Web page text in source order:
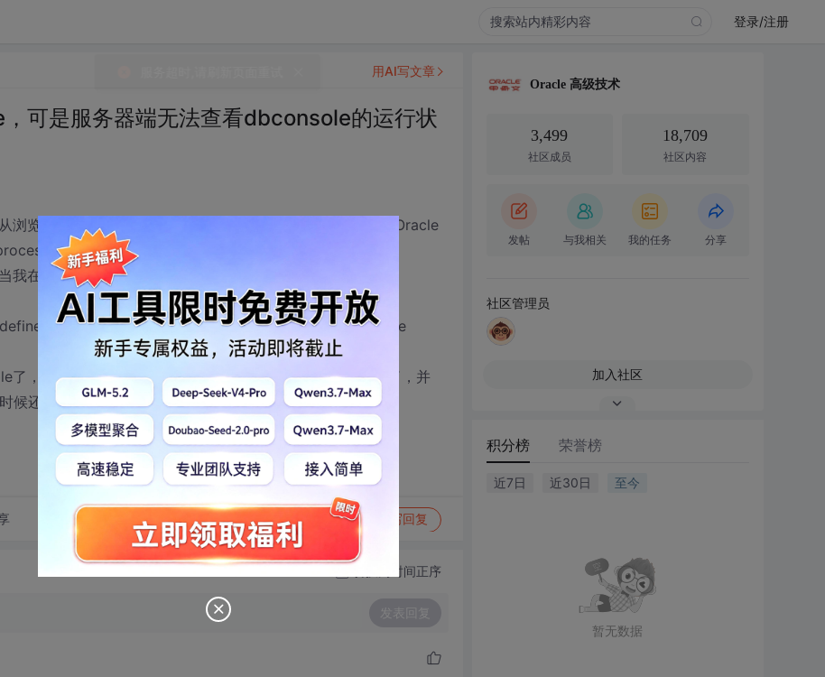
登录/注册
可是服务器端无法查看dbconsole的运行状
浏览器中访问Database Control console process，那么在Oracle
dbconsole。
我在oracle服务器上运行命令emctl status dbconsole查看
Please set ORACLE_UNQNAME to database unique
了，那也就意味着服务器上的dbconsole服务已经起动起来了，并
候还会报这样的错误信息？
转发到动态 举报 写回复
用AI写文章
切换为时间正序
发表回复
Oracle 高级技术
3,499
社区成员
18,709
社区内容
发帖 与我相关 我的任务 分享
社区管理员
加入社区
积分榜 荣誉榜
近7日 近30日 至今
暂无数据